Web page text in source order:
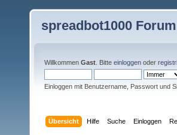
spreadbot1000 Forum
Willkommen Gast . Bitte einloggen oder
Einloggen mit Benutzername, Passwort und
Übersicht Hilfe Suche Einloggen